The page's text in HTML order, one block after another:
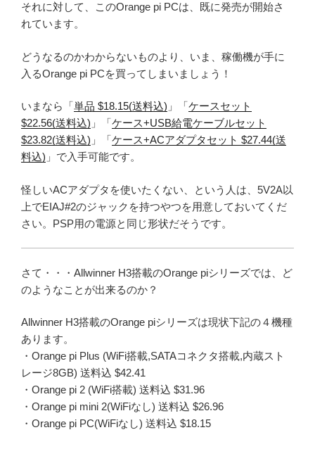
それに対して、このOrange pi PCは、既に発売が開始さ
れています。
どうなるのかわからないものより、いま、稼働機が手に
入るOrange pi PCを買ってしまいましょう！
いまなら「単品 $18.15(送料込) 」「ケースセット
$22.56(送料込) 」「ケース+USB給電ケーブルセット
$23.82(送料込) 」「ケース+ACアダプタセット $27.44(送
料込) 」で入手可能です。
怪しいACアダプタを使いたくない、という人は、5V2A以
上でEIAJ#2のジャックを持つやつを用意しておいてくだ
さい。PSP用の電源と同じ形状だそうです。
さて・・・Allwinner H3搭載のOrange piシリーズでは、ど
のようなことが出来るのか？
Allwinner H3搭載のOrange piシリーズは現状下記の４機種
あります。
・Orange pi Plus (WiFi搭載,SATAコネクタ搭載,内蔵スト
レージ8GB) 送料込 $42.41
・Orange pi 2 (WiFi搭載) 送料込 $31.96
・Orange pi mini 2(WiFiなし) 送料込 $26.96
・Orange pi PC(WiFiなし) 送料込 $18.15